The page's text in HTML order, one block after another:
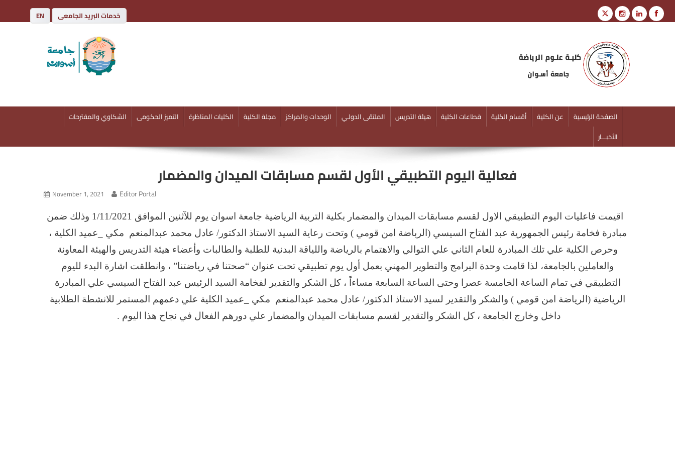
EN خدمات البريد الجامعى
كلية علوم الرياضة
الصفحة الرئيسية عن الكلية أقسام الكلية قطاعات الكلية هيئة التدريس الملتقى الدولـي الوحدات والمراكز مجلة الكلية الكليات المناظرة التميز الحكومى
الشكاوي والمقترحات
الأخبـــار
فعالية اليوم التطبيقي الأول لقسم مسابقات الميدان والمضمار
November 1, 2021 Editor Portal
اقيمت فاعليات اليوم التطبيقي الاول لقسم مسابقات الميدان والمضمار بكلية التربية الرياضية جامعة اسوان يوم للآثنين الموافق 1/11/2021 وذلك ضمن
مبادرة فخامة رئيس الجمهورية عبد الفتاح السيسي (الرباضة امن قومي ) وتحت رعاية السيد الاستاذ الدكتور/ عادل محمد عبدالمنعم مكي _عميد الكلية ،
وحرص الكلية علي تلك المبادرة للعام الثاني علي التوالي والاهتمام بالرياضة واللياقة البدنية للطلبة والطالبات وأعضاء هيئة التدريس والهيئة المعاونة
والعاملين بالجامعة، لذا قامت وحدة البرامج والتطوير المهني بعمل أول يوم تطبيقي تحت عنوان “صحتنا في رياضتنا” ، وانطلقت اشارة البدء لليوم
التطبيقي في تمام الساعة الخامسة عصرا وحتى الساعة السابعة مساءاً ، كل الشكر والتقدير لفخامة السيد الرئيس عبد الفتاح السيسي علي المبادرة
الرياضية (الرياضة امن قومي ) والشكر والتقدير لسيد الاستاذ الدكتور/ عادل محمد عبدالمنعم مكي _عميد الكلية علي دعمهم المستمر للانشطة الطلابية
داخل وخارج الجامعة ، كل الشكر والتقدير لقسم مسابقات الميدان والمضمار علي دورهم الفعال في نجاح هذا اليوم .